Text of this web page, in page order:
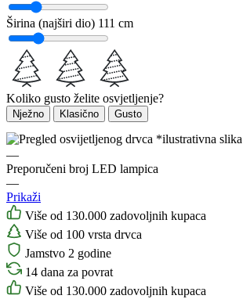
Širina (najširi dio) 111 cm
Koliko gusto želite osvjetljenje?
Nježno Klasično Gusto
*ilustrativna slika
—
Preporučeni broj LED lampica
—
Prikaži
Više od 130.000 zadovoljnih kupaca
Više od 100 vrsta drvca
Jamstvo 2 godine
14 dana za povrat
Više od 130.000 zadovoljnih kupaca